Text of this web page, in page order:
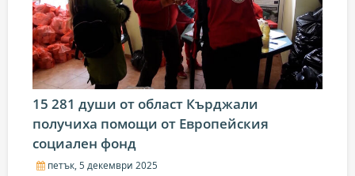
15 281 души от област Кърджали
получиха помощи от Европейския
социален фонд
петък, 5 декември 2025